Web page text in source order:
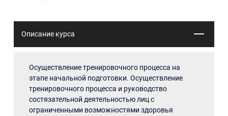
Описание курса
Осуществление тренировочного процесса на
этапе начальной подготовки. Осуществление
тренировочного процесса и руководство
состязательной деятельностью лиц с
ограниченными возможностями здоровья